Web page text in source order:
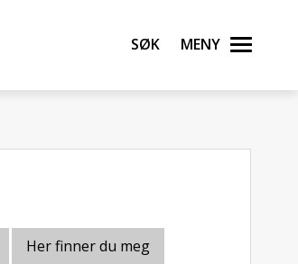
Søk Meny
Her finner du meg